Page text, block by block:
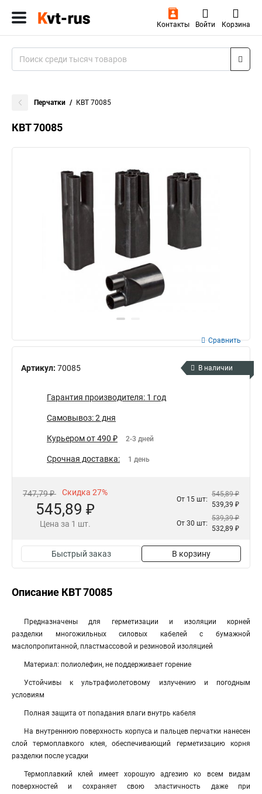
Контакты Войти Корзина
Перчатки КВТ 70085
КВТ 70085
Артикул: 70085
Сравнить
В наличии
Гарантия производителя: 1 год
Самовывоз: 2 дня
Курьером от 490 ₽ 2-3 дней
Срочная доставка: 1 день
747,79 ₽ Скидка 27%
545,89 ₽
Цена за 1 шт.
От 15 шт:
545,89 ₽
539,39 ₽
От 30 шт:
539,39 ₽
532,89 ₽
Быстрый заказ В корзину
Описание КВТ 70085
Предназначены для герметизации и изоляции корней
разделки многожильных силовых кабелей с бумажной
маслопропитанной, пластмассовой и резиновой изоляцией
Материал: полиолефин, не поддерживает горение
Устойчивы к ультрафиолетовому излучению и погодным
условиям
Полная защита от попадания влаги внутрь кабеля
На внутреннюю поверхность корпуса и пальцев перчатки нанесен
слой термоплавкого клея, обеспечивающий герметизацию корня
разделки после усадки
Термоплавкий клей имеет хорошую адгезию ко всем видам
поверхностей и сохраняет свою эластичность даже при